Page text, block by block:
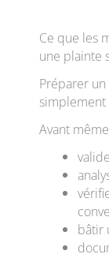
Ce que les
une plainte
Préparer un
Avant
bâtir